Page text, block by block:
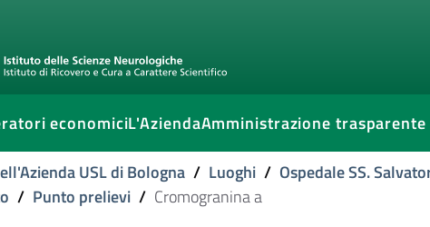
economiciL'AziendaAmministrazione trasparente
USL di Bologna / Luoghi / Ospedale SS.
/ Punto prelievi / Cromogranina a